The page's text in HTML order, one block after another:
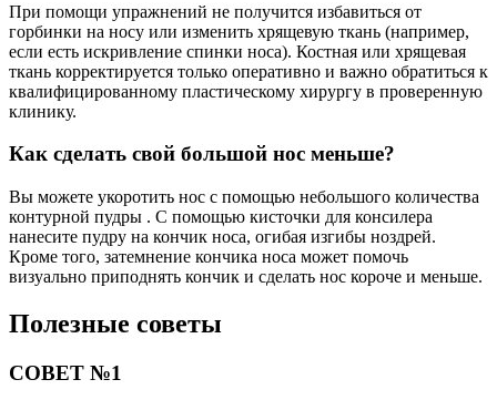
При помощи упражнений не получится избавиться от
горбинки на носу или изменить хрящевую ткань (например,
если есть искривление спинки носа). Костная или хрящевая
ткань корректируется только оперативно и важно обратиться к
квалифицированному пластическому хирургу в проверенную
клинику.
Как сделать свой большой нос меньше?
Вы можете укоротить нос с помощью небольшого количества
контурной пудры . С помощью кисточки для консилера
нанесите пудру на кончик носа, огибая изгибы ноздрей.
Кроме того, затемнение кончика носа может помочь
визуально приподнять кончик и сделать нос короче и меньше.
Полезные советы
СОВЕТ №1